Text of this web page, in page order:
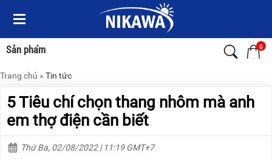
Sản phẩm 0
Menu
Sản
phẩm
TRANG
THANG
NHÔM
XE
Menu
Sản
phẩm
TRANG
THANG
NHÔM
THANG
Trang chủ » Tin tức
5 Tiêu chí chọn thang nhôm mà anh
em thợ điện cần biết
Thứ Ba, 02/08/2022 | 11:19 GMT+7